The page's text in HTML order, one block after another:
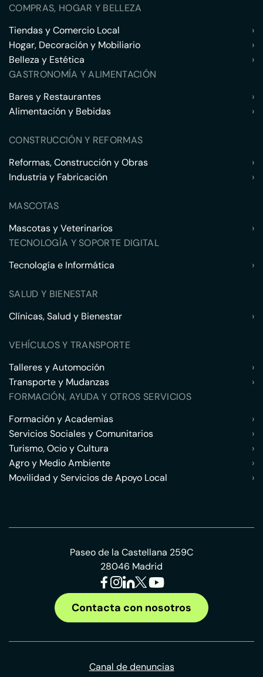
COMPRAS, HOGAR Y BELLEZA
Tiendas y Comercio Local
›
Hogar, Decoración y Mobiliario
›
Belleza y Estética
›
GASTRONOMÍA Y ALIMENTACIÓN
Bares y Restaurantes
›
Alimentación y Bebidas
›
CONSTRUCCIÓN Y REFORMAS
Reformas, Construcción y Obras
›
Industria y Fabricación
›
MASCOTAS
Mascotas y Veterinarios
›
TECNOLOGÍA Y SOPORTE DIGITAL
Tecnología e Informática
›
SALUD Y BIENESTAR
Clínicas, Salud y Bienestar
›
VEHÍCULOS Y TRANSPORTE
Talleres y Automoción
›
Transporte y Mudanzas
›
FORMACIÓN, AYUDA Y OTROS SERVICIOS
Formación y Academias
›
Servicios Sociales y Comunitarios
›
Turismo, Ocio y Cultura
›
Agro y Medio Ambiente
›
Movilidad y Servicios de Apoyo Local
›
Paseo de la Castellana 259C
28046 Madrid
Contacta con nosotros
Canal de denuncias